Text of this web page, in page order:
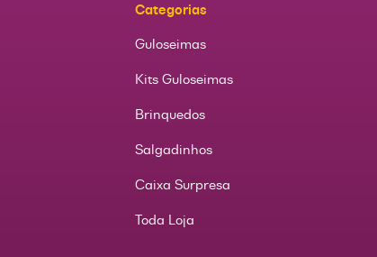
Categorias
Guloseimas
Kits Guloseimas
Brinquedos
Salgadinhos
Caixa Surpresa
Toda Loja